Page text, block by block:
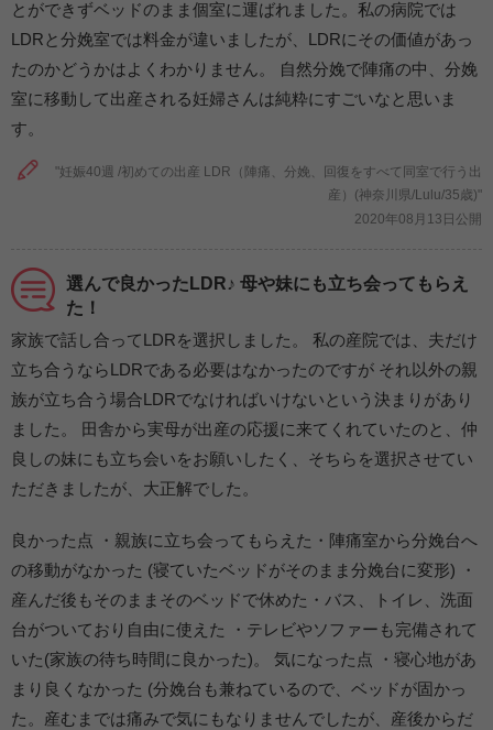
とができずベッドのまま個室に運ばれました。私の病院では
LDRと分娩室では料金が違いましたが、LDRにその価値があっ
たのかどうかはよくわかりません。 自然分娩で陣痛の中、分娩
室に移動して出産される妊婦さんは純粋にすごいなと思いま
す。
"妊娠40週 /初めての出産 LDR（陣痛、分娩、回復をすべて同室で行う出
産）(神奈川県/Lulu/35歳)"
2020年08月13日公開
選んで良かったLDR♪ 母や妹にも立ち会ってもらえ
た！
家族で話し合ってLDRを選択しました。 私の産院では、夫だけ
立ち合うならLDRである必要はなかったのですが それ以外の親
族が立ち合う場合LDRでなければいけないという決まりがあり
ました。 田舎から実母が出産の応援に来てくれていたのと、仲
良しの妹にも立ち会いをお願いしたく、そちらを選択させてい
ただきましたが、大正解でした。
良かった点 ・親族に立ち会ってもらえた・陣痛室から分娩台へ
の移動がなかった (寝ていたベッドがそのまま分娩台に変形) ・
産んだ後もそのままそのベッドで休めた・バス、トイレ、洗面
台がついており自由に使えた ・テレビやソファーも完備されて
いた(家族の待ち時間に良かった)。 気になった点 ・寝心地があ
まり良くなかった (分娩台も兼ねているので、ベッドが固かっ
た。産むまでは痛みで気にもなりませんでしたが、産後からだ